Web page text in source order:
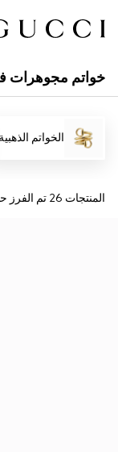
خواتم مجوهرات
الخواتم الذهبية
المنتجات 26 تم